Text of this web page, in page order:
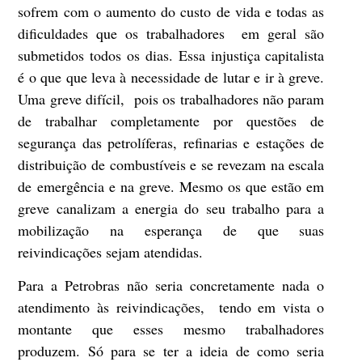
sofrem com o aumento do custo de vida e todas as
dificuldades que os trabalhadores em geral são
submetidos todos os dias. Essa injustiça capitalista
é o que que leva à necessidade de lutar e ir à greve.
Uma greve difícil, pois os trabalhadores não param
de trabalhar completamente por questões de
segurança das petrolíferas, refinarias e estações de
distribuição de combustíveis e se revezam na escala
de emergência e na greve. Mesmo os que estão em
greve canalizam a energia do seu trabalho para a
mobilização na esperança de que suas
reivindicações sejam atendidas.
Para a Petrobras não seria concretamente nada o
atendimento às reivindicações, tendo em vista o
montante que esses mesmo trabalhadores
produzem. Só para se ter a ideia de como seria